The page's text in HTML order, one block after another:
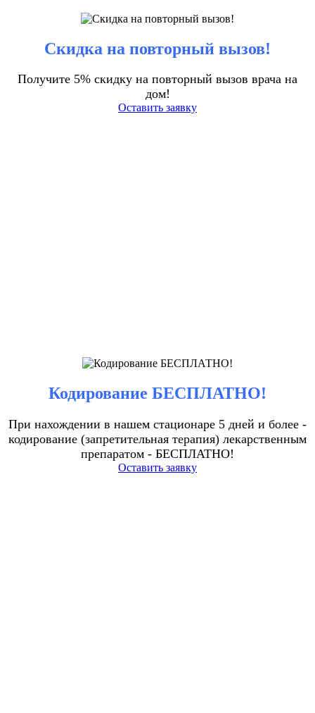
Скидка на повторный вызов!
Получите 5% скидку на повторный вызов врача на
дом!
Оставить заявку
Кодирование БЕСПЛАТНО!
При нахождении в нашем стационаре 5 дней и более -
кодирование (запретительная терапия) лекарственным
препаратом - БЕСПЛАТНО!
Оставить заявку